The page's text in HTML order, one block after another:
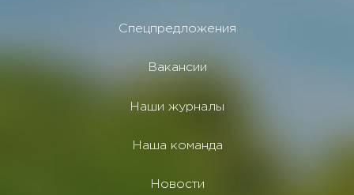
Спецпредложения
Вакансии
Наши журналы
Наша команда
Новости